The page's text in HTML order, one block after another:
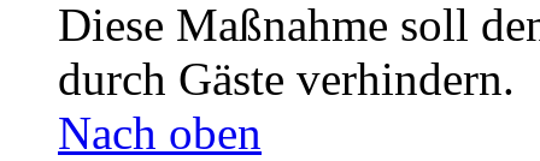
Diese Maßnahme soll
durch Gäste verhindern.
Nach oben